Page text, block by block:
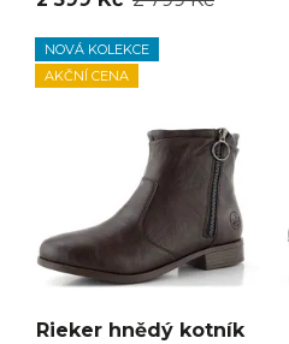
NOVÁ KOLEKCE
AKČNÍ CENA
Rieker hnědý kotník